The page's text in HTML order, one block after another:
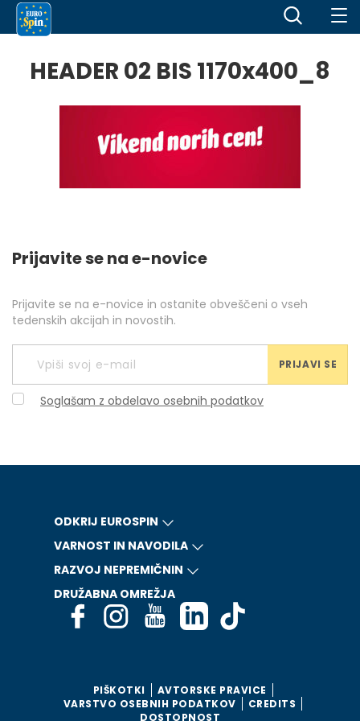
HEADER 02 BIS 1170x400_8
Prijavite se na e-novice
Prijavite se na e-novice in ostanite obveščeni o vseh
tedenskih akcijah in novostih.
PRIJAVI SE
Soglašam z obdelavo osebnih podatkov
ODKRIJ EUROSPIN
VARNOST IN NAVODILA
RAZVOJ NEPREMIČNIN
DRUŽABNA OMREŽJA
PIŠKOTKI
AVTORSKE PRAVICE
VARSTVO OSEBNIH PODATKOV
CREDITS
DOSTOPNOST